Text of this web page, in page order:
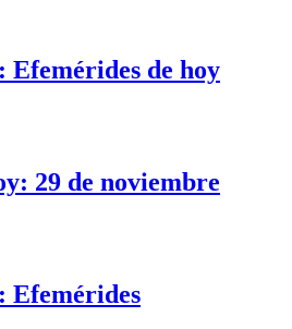
Efemérides de hoy
29 de noviembre
Efemérides